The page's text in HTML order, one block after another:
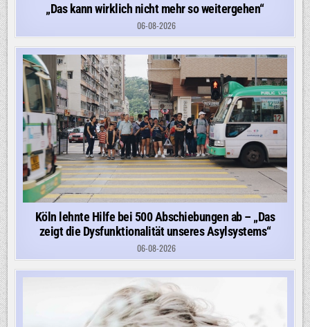
„Das kann wirklich nicht mehr so weitergehen“
06-08-2026
Köln lehnte Hilfe bei 500 Abschiebungen ab – „Das
zeigt die Dysfunktionalität unseres Asylsystems“
06-08-2026